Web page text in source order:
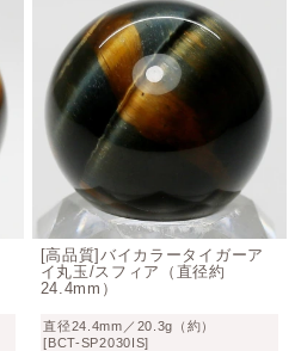
[高品質]バイカラータイガーア
イ丸玉/スフィア（直径約
24.4mm）
直径24.4mm／20.3g（約）
[BCT-SP2030IS]